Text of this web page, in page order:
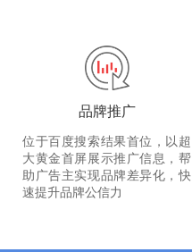
品牌推广
位于百度搜索结果首位，以超
大黄金首屏展示推广信息，帮
助广告主实现品牌差异化，快
速提升品牌公信力